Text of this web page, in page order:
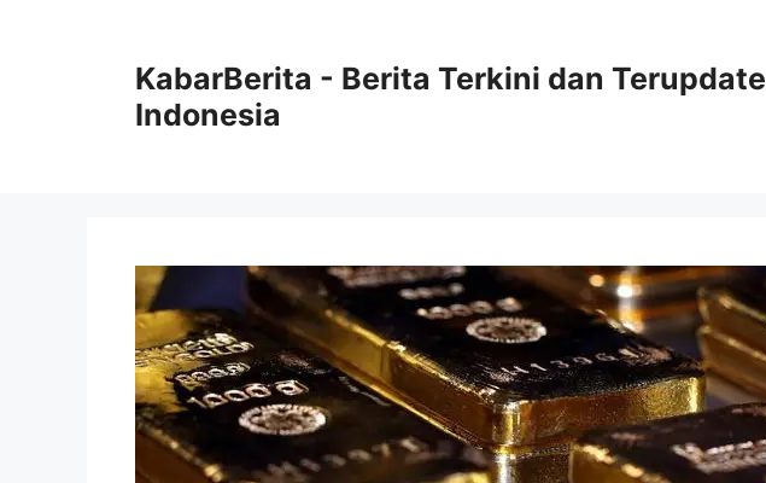
KabarBerita - Berita Terkini dan Terupdate
Indonesia